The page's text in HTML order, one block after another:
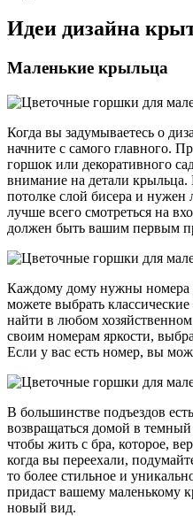
Идеи дизайна
Маленькие крыльца
Когда вы задумываетесь о
начните с самого главного.
горшок или декоративного
внимание на детали крыльца.
потолке слой бисера и нужен
лучше всего смотреться на
должен быть вашим первым
Каждому дому нужны номера
можете выбрать
найти в любом
своим номерам яркости,
Если у вас есть номер, вы
В большинстве подъездов
возвращаться домой в
чтобы жить с бра, которое,
когда вы переехали,
то более стильное и
придаст вашему маленькому
новый вид.